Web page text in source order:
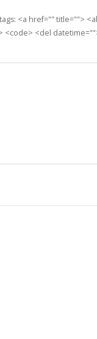
<a href="" title="">
<code> <del